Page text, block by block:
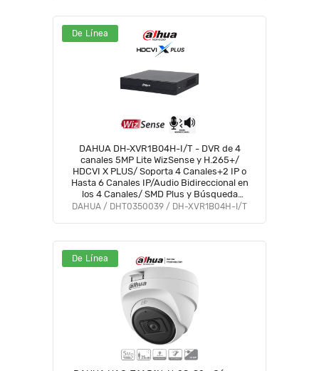
De Línea
DAHUA DH-XVR1B04H-I/T - DVR de 4
canales 5MP Lite WizSense y H.265+/
HDCVI X PLUS/ Soporta 4 Canales+2 IP o
Hasta 6 Canales IP/Audio Bidireccional en
los 4 Canales/ SMD Plus y Búsqueda
Inteligente de Humanos y Vehículos/
DAHUA / DHT0350039 / DH-XVR1B04H-I/T
De Línea